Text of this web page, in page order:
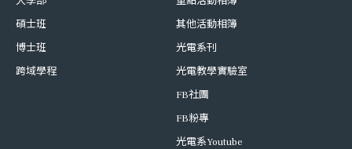
碩士班
博士班
跨域學程
其他活動相簿
光電系刊
光電教學實驗室
FB社團
FB粉專
光電系Youtube